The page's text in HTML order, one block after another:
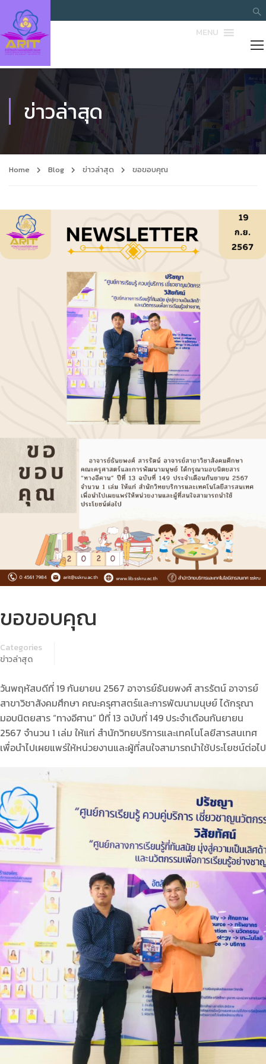
MENU
ข่าวล่าสุด
Home Blog ข่าวล่าสุด ขอขอบคุณ
ขอขอบคุณ
Categories
ข่าวล่าสุด
วันพฤหัสบดีที่ 19 กันยายน 2567 อาจารย์ธันยพงศ์ สารรัตน์ อาจารย์
สาขาวิชาสังคมศึกษา คณะครุศาสตร์และการพัฒนามนุษย์ ได้กรุณา
มอบนิตยสาร “ทางอีศาน” ปีที่ 13 ฉบับที่ 149 ประจำเดือนกันยายน
2567 จำนวน 1 เล่ม ให้แก่ สำนักวิทยบริการและเทคโนโลยีสารสนเทศ
เพื่อนำไปเผยแพร่ให้หน่วยงานและผู้ที่สนใจสามารถนำใช้ประโยชน์ต่อไป